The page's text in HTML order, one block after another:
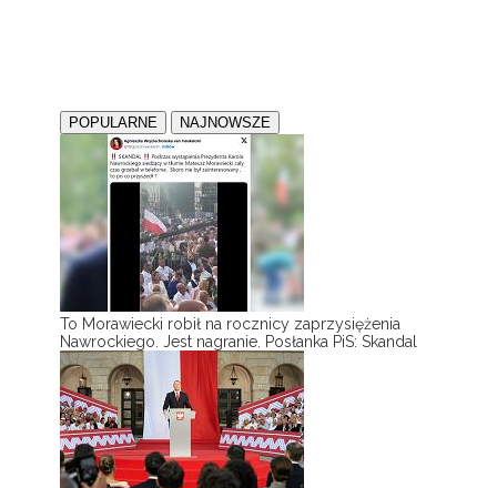
POPULARNE NAJNOWSZE
To Morawiecki robił na rocznicy zaprzysiężenia
Nawrockiego. Jest nagranie. Posłanka PiS: Skandal